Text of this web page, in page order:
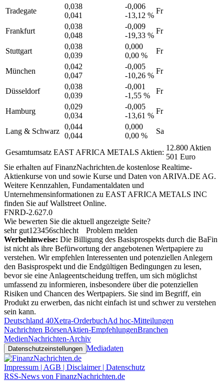
Tradegate
0,038
0,041
-0,006
-13,12 %
Fr
Frankfurt
0,038
0,048
-0,009
-19,33 %
Fr
Stuttgart
0,038
0,039
0,000
0,00 %
Fr
München
0,042
0,047
-0,005
-10,26 %
Fr
Düsseldorf
0,038
0,039
-0,001
-1,55 %
Fr
Hamburg
0,029
0,034
-0,005
-13,61 %
Fr
Lang & Schwarz
0,044
0,044
0,000
0,00 %
Sa
Gesamtumsatz EAST AFRICA METALS Aktien:
12.800 Aktien
501 Euro
Sie erhalten auf FinanzNachrichten.de kostenlose Realtime-
Aktienkurse von und sowie Kurse und Daten von ARIVA.DE AG.
Weitere Kennzahlen, Fundamentaldaten und
Unternehmensinformationen zu EAST AFRICA METALS INC
finden Sie aufWallstreet Online.
FNRD-2.627.0
Wie bewerten Sie die aktuell angezeigte Seite?
sehr gut1 23456schlecht
Problem melden
Werbehinweise: Die Billigung des Basisprospekts durch die BaFin
ist nicht als ihre Befürwortung der angebotenen Wertpapiere zu
verstehen. Wir empfehlen Interessenten und potenziellen Anlegern
den Basisprospekt und die Endgültigen Bedingungen zu lesen,
bevor sie eine Anlageentscheidung treffen, um sich möglichst
umfassend zu informieren, insbesondere über die potenziellen
Risiken und Chancen des Wertpapiers. Sie sind im Begriff, ein
Produkt zu erwerben, das nicht einfach ist und schwer zu verstehen
sein kann.
Deutschland 40Xetra-OrderbuchAd hoc-Mitteilungen
Nachrichten BörsenAktien-EmpfehlungenBranchen
MedienNachrichten-Archiv
Datenschutzeinstellungen Mediadaten
Impressum | AGB | Disclaimer | Datenschutz
RSS-News von FinanzNachrichten.de